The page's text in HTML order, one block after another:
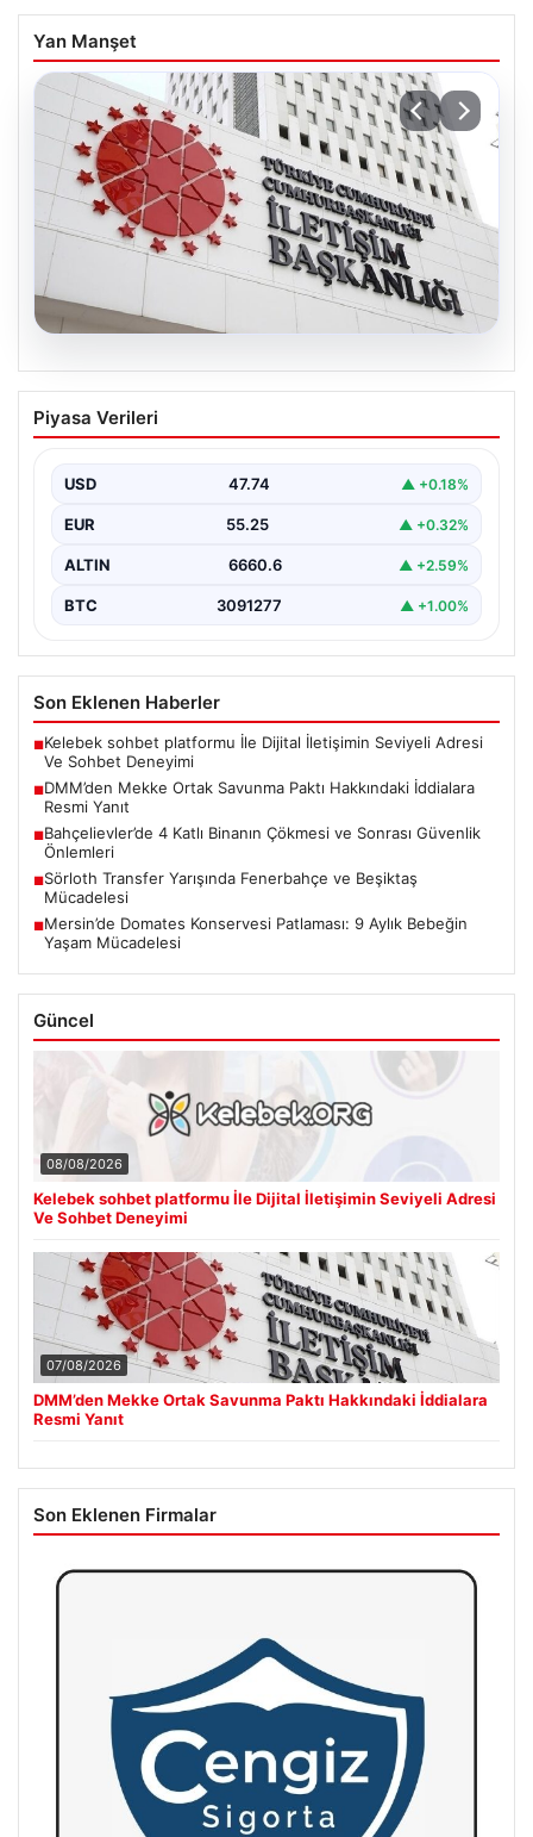
Yan Manşet
07.08.2026
DMM’den Mekke Ortak Savunma Paktı
Hakkındaki İddialara Resmi Yanıt
Suudi Arabistan ve Pakistan arasında imzalandığı
belirtilen Mekke Ortak…
Piyasa Verileri
USD 47.74 ▲ +0.18%
EUR 55.25 ▲ +0.32%
ALTIN 6660.6 ▲ +2.59%
BTC 3091277 ▲ +1.00%
Son Eklenen Haberler
■Kelebek sohbet platformu İle Dijital İletişimin Seviyeli Adresi
Ve Sohbet Deneyimi
■DMM’den Mekke Ortak Savunma Paktı Hakkındaki İddialara
Resmi Yanıt
■Bahçelievler’de 4 Katlı Binanın Çökmesi ve Sonrası Güvenlik
Önlemleri
■Sörloth Transfer Yarışında Fenerbahçe ve Beşiktaş
Mücadelesi
■Mersin’de Domates Konservesi Patlaması: 9 Aylık Bebeğin
Yaşam Mücadelesi
Güncel
08/08/2026
Kelebek sohbet platformu İle Dijital İletişimin Seviyeli Adresi
Ve Sohbet Deneyimi
07/08/2026
DMM’den Mekke Ortak Savunma Paktı Hakkındaki İddialara
Resmi Yanıt
Son Eklenen Firmalar